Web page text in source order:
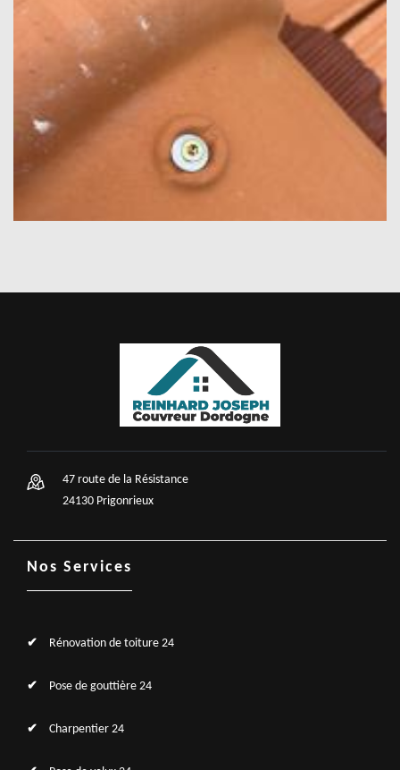
47 route de la Résistance
24130 Prigonrieux
Nos Services
Rénovation de toiture 24
Pose de gouttière 24
Charpentier 24